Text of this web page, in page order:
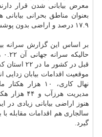
بعنوان مناطق بحرانی بیابانی
۱۷.۹ درصد و اراضی بدون پوشش ۵۳.۳ درصد را شامل می شود.
مدیریت
هنوز اراضی بیابانی زیادی
گیرد.